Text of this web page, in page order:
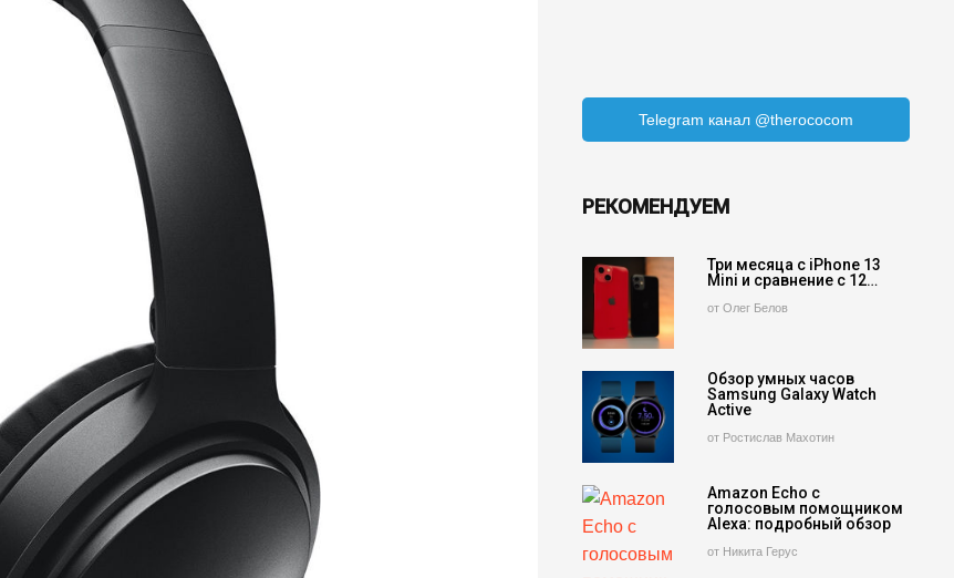
Telegram канал @therococom
РЕКОМЕНДУЕМ
Три месяца с iPhone 13
Mini и сравнение с 12…
от Олег Белов
Обзор умных часов
Samsung Galaxy Watch
Active
от Ростислав Махотин
Amazon Echo с
голосовым помощником
Alexa: подробный обзор
от Никита Герус